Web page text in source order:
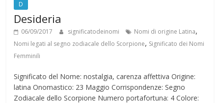
D
Desideria
06/09/2017 significatodeinomi Nomi di origine Latina,
Nomi legati al segno zodiacale dello Scorpione, Significato dei Nomi
Femminili
Significato del Nome: nostalgia, carenza affettiva Origine:
latina Onomastico: 23 Maggio Corrispondenze: Segno
Zodiacale dello Scorpione Numero portafortuna: 4 Colore: